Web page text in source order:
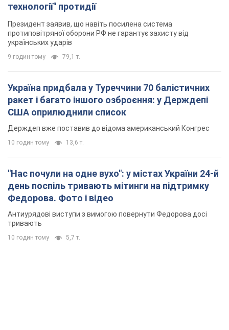
технології" протидії
Президент заявив, що навіть посилена система
протиповітряної оборони РФ не гарантує захисту від
українських ударів
9 годин тому 79,1 т.
Україна придбала у Туреччини 70 балістичних
ракет і багато іншого озброєння: у Держдепі
США оприлюднили список
Держдеп вже поставив до відома американський Конгрес
10 годин тому 13,6 т.
"Нас почули на одне вухо": у містах України 24-й
день поспіль тривають мітинги на підтримку
Федорова. Фото і відео
Антиурядові виступи з вимогою повернути Федорова досі
тривають
10 годин тому 5,7 т.